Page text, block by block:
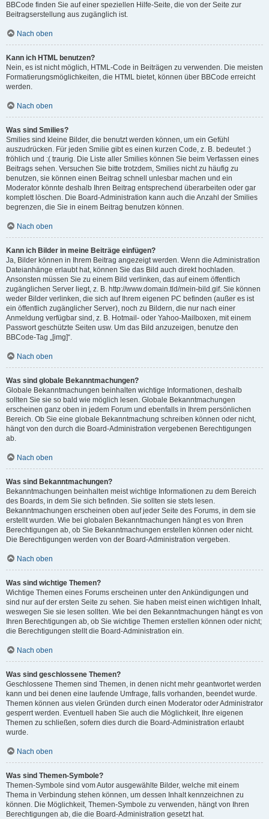
BBCode finden Sie auf einer speziellen Hilfe-Seite, die von der Seite zur
Beitragserstellung aus zugänglich ist.
Nach oben
Kann ich HTML benutzen?
Nein, es ist nicht möglich, HTML-Code in Beiträgen zu verwenden. Die meisten
Formatierungsmöglichkeiten, die HTML bietet, können über BBCode erreicht
werden.
Nach oben
Was sind Smilies?
Smilies sind kleine Bilder, die benutzt werden können, um ein Gefühl
auszudrücken. Für jeden Smilie gibt es einen kurzen Code, z. B. bedeutet :)
fröhlich und :( traurig. Die Liste aller Smilies können Sie beim Verfassen eines
Beitrags sehen. Versuchen Sie bitte trotzdem, Smilies nicht zu häufig zu
benutzen, sie können einen Beitrag schnell unlesbar machen und ein
Moderator könnte deshalb Ihren Beitrag entsprechend überarbeiten oder gar
komplett löschen. Die Board-Administration kann auch die Anzahl der Smilies
begrenzen, die Sie in einem Beitrag benutzen können.
Nach oben
Kann ich Bilder in meine Beiträge einfügen?
Ja, Bilder können in Ihrem Beitrag angezeigt werden. Wenn die Administration
Dateianhänge erlaubt hat, können Sie das Bild auch direkt hochladen.
Ansonsten müssen Sie zu einem Bild verlinken, das auf einem öffentlich
zugänglichen Server liegt, z. B. http://www.domain.tld/mein-bild.gif. Sie können
weder Bilder verlinken, die sich auf Ihrem eigenen PC befinden (außer es ist
ein öffentlich zugänglicher Server), noch zu Bildern, die nur nach einer
Anmeldung verfügbar sind, z. B. Hotmail- oder Yahoo-Mailboxen, mit einem
Passwort geschützte Seiten usw. Um das Bild anzuzeigen, benutze den
BBCode-Tag „[img]“.
Nach oben
Was sind globale Bekanntmachungen?
Globale Bekanntmachungen beinhalten wichtige Informationen, deshalb
sollten Sie sie so bald wie möglich lesen. Globale Bekanntmachungen
erscheinen ganz oben in jedem Forum und ebenfalls in Ihrem persönlichen
Bereich. Ob Sie eine globale Bekanntmachung schreiben können oder nicht,
hängt von den durch die Board-Administration vergebenen Berechtigungen
ab.
Nach oben
Was sind Bekanntmachungen?
Bekanntmachungen beinhalten meist wichtige Informationen zu dem Bereich
des Boards, in dem Sie sich befinden. Sie sollten sie stets lesen.
Bekanntmachungen erscheinen oben auf jeder Seite des Forums, in dem sie
erstellt wurden. Wie bei globalen Bekanntmachungen hängt es von Ihren
Berechtigungen ab, ob Sie Bekanntmachungen erstellen können oder nicht.
Die Berechtigungen werden von der Board-Administration vergeben.
Nach oben
Was sind wichtige Themen?
Wichtige Themen eines Forums erscheinen unter den Ankündigungen und
sind nur auf der ersten Seite zu sehen. Sie haben meist einen wichtigen Inhalt,
weswegen Sie sie lesen sollten. Wie bei den Bekanntmachungen hängt es von
Ihren Berechtigungen ab, ob Sie wichtige Themen erstellen können oder nicht;
die Berechtigungen stellt die Board-Administration ein.
Nach oben
Was sind geschlossene Themen?
Geschlossene Themen sind Themen, in denen nicht mehr geantwortet werden
kann und bei denen eine laufende Umfrage, falls vorhanden, beendet wurde.
Themen können aus vielen Gründen durch einen Moderator oder Administrator
gesperrt werden. Eventuell haben Sie auch die Möglichkeit, Ihre eigenen
Themen zu schließen, sofern dies durch die Board-Administration erlaubt
wurde.
Nach oben
Was sind Themen-Symbole?
Themen-Symbole sind vom Autor ausgewählte Bilder, welche mit einem
Thema in Verbindung stehen können, um dessen Inhalt kennzeichnen zu
können. Die Möglichkeit, Themen-Symbole zu verwenden, hängt von Ihren
Berechtigungen ab, die die Board-Administration gesetzt hat.